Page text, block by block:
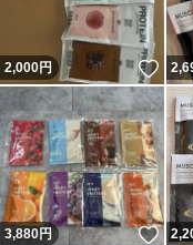
2,000円 い
3,880円 い